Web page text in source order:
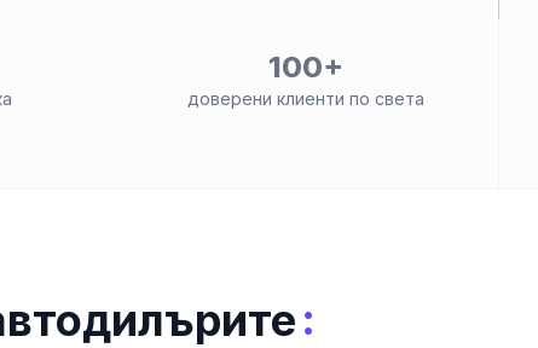
100+
доверени клиенти по света
: